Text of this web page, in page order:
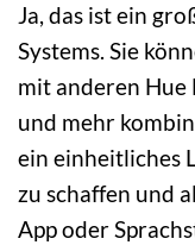
Ja, das ist ein
Systems. Sie
mit anderen Hue
und mehr
ein einheitliches
zu schaffen und
App oder